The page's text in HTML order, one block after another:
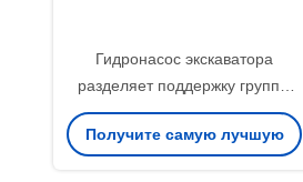
Гидронасос экскаватора
разделяет поддержку группы
ротора главного насоса ПК220-
7 роторную
Получите самую лучшую